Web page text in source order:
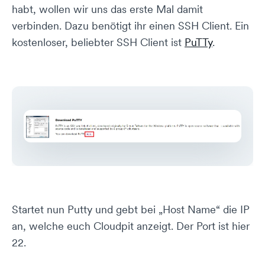
habt, wollen wir uns das erste Mal damit
verbinden. Dazu benötigt ihr einen SSH Client. Ein
kostenloser, beliebter SSH Client ist PuTTy.
Startet nun Putty und gebt bei „Host Name“ die IP
an, welche euch Cloudpit anzeigt. Der Port ist hier
22.